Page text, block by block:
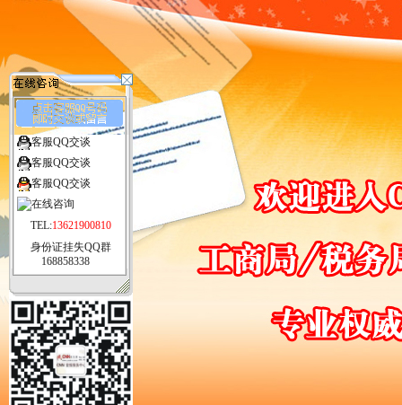
公告：
身份证挂失步骤.1,点在线挂失,或者身份证挂失,2,填写名字.身份证号码
用户名：
密码：
客服QQ交谈
客服QQ交谈
客服QQ交谈
TEL:13621900810
身份证挂失QQ群
168858338